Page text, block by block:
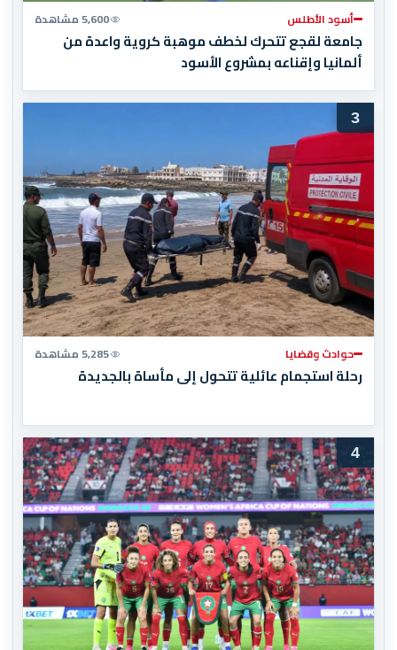
أسود الأطلس 5,600 مشاهدة
جامعة لقجع تتحرك لخطف موهبة كروية واعدة من
ألمانيا وإقناعه بمشروع الأسود
3
حوادث وقضايا 5,285 مشاهدة
رحلة استجمام عائلية تتحول إلى مأساة بالجديدة
4